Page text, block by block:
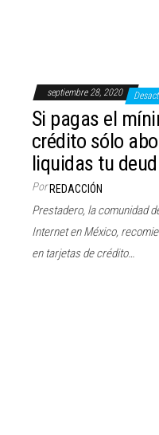
septiembre 28, 2020
Si pagas el
crédito sólo
liquidas tu
Por REDACCIÓN
Prestadero, la comunidad
Internet en México,
en tarjetas de crédito…